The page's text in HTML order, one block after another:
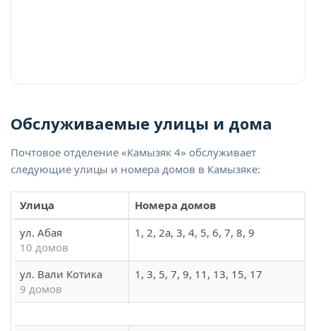
Обслуживаемые улицы и дома
Почтовое отделение «Камызяк 4» обслуживает
следующие улицы и номера домов в Камызяке:
Улица
Номера домов
ул. Абая
10 домов
1, 2, 2а, 3, 4, 5, 6, 7, 8, 9
ул. Вали Котика
9 домов
1, 3, 5, 7, 9, 11, 13, 15, 17